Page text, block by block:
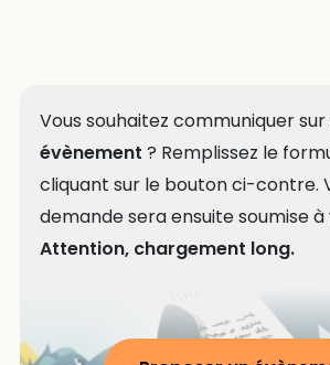
Vous souhaitez communiquer sur
évènement ? Remplissez le
cliquant sur le bouton ci-contre.
demande sera ensuite soumise à
Attention, chargement long.